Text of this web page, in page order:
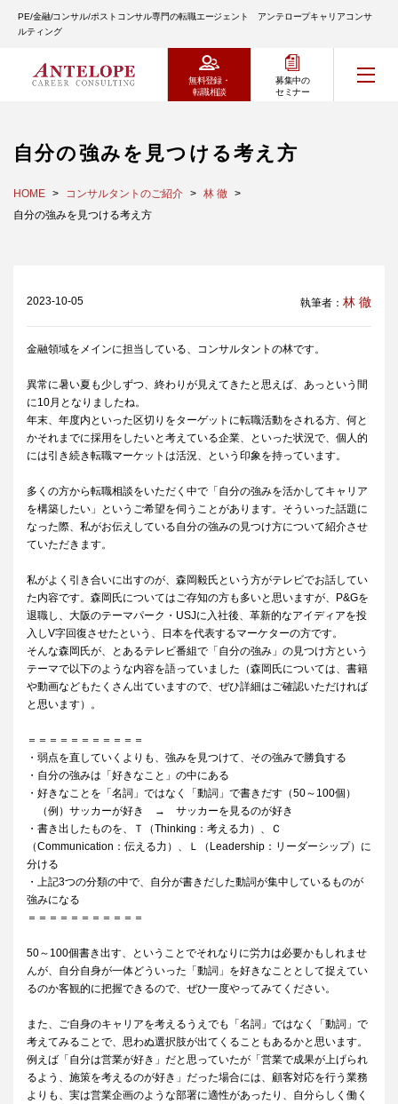
PE/金融/コンサル/ポストコンサル専門の転職エージェント アンテロープキャリアコンサ
ルティング
無料登録・
転職相談
募集中の
セミナー
自分の強みを見つける考え方
HOME コンサルタントのご紹介
林 徹
自分の強みを見つける考え方
2023-10-05 執筆者： 林 徹
金融領域をメインに担当している、コンサルタントの林です。
異常に暑い夏も少しずつ、終わりが見えてきたと思えば、あっという間
に10月となりましたね。
年末、年度内といった区切りをターゲットに転職活動をされる方、何と
かそれまでに採用をしたいと考えている企業、といった状況で、個人的
には引き続き転職マーケットは活況、という印象を持っています。
多くの方から転職相談をいただく中で「自分の強みを活かしてキャリア
を構築したい」というご希望を伺うことがあります。そういった話題に
なった際、私がお伝えしている自分の強みの見つけ方について紹介させ
ていただきます。
私がよく引き合いに出すのが、森岡毅氏という方がテレビでお話してい
た内容です。森岡氏についてはご存知の方も多いと思いますが、P&Gを
退職し、大阪のテーマパーク・USJに入社後、革新的なアイディアを投
入しV字回復させたという、日本を代表するマーケターの方です。
そんな森岡氏が、とあるテレビ番組で「自分の強み」の見つけ方という
テーマで以下のような内容を語っていました（森岡氏については、書籍
や動画などもたくさん出ていますので、ぜひ詳細はご確認いただければ
と思います）。
＝＝＝＝＝＝＝＝＝＝＝
・弱点を直していくよりも、強みを見つけて、その強みで勝負する
・自分の強みは「好きなこと」の中にある
・好きなことを「名詞」ではなく「動詞」で書きだす（50～100個）
（例）サッカーが好き → サッカーを見るのが好き
・書き出したものを、Ｔ（Thinking：考える力）、Ｃ
（Communication：伝える力）、Ｌ（Leadership：リーダーシップ）に
分ける
・上記3つの分類の中で、自分が書きだした動詞が集中しているものが
強みになる
＝＝＝＝＝＝＝＝＝＝＝
50～100個書き出す、ということでそれなりに労力は必要かもしれませ
んが、自分自身が一体どういった「動詞」を好きなこととして捉えてい
るのか客観的に把握できるので、ぜひ一度やってみてください。
また、ご自身のキャリアを考えるうえでも「名詞」ではなく「動詞」で
考えてみることで、思わぬ選択肢が出てくることもあるかと思います。
例えば「自分は営業が好き」だと思っていたが「営業で成果が上げられ
るよう、施策を考えるのが好き」だった場合には、顧客対応を行う業務
よりも、実は営業企画のような部署に適性があったり、自分らしく働く